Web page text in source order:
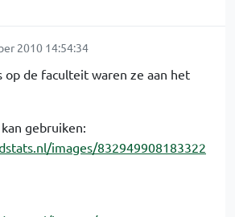
2010 14:54:34
op de faculteit waren ze aan het
gebruiken: